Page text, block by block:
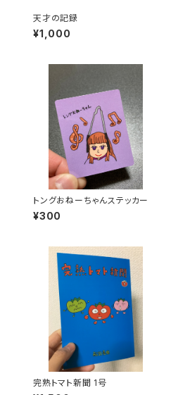
天才の記録
¥1,000
トングおねーちゃんステッカー
¥300
完熟トマト新聞 1号